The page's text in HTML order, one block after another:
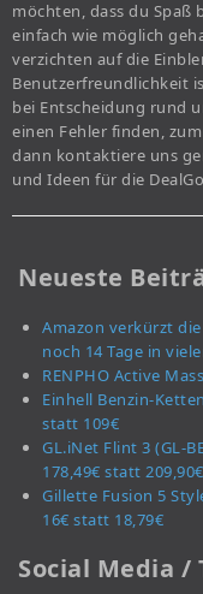
möchten, dass du Spaß
einfach wie möglich
verzichten auf die
Benutzerfreundlichkeit
bei Entscheidung rund
einen Fehler finden,
dann kontaktiere uns
und Ideen für die
Neueste
Amazon verkürzt
noch 14 Tage in
RENPHO Active
Einhell Benzin-
statt 109€
GL.iNet Flint 3 (GL-
178,49€ statt 209,90€
Gillette Fusion 5
16€ statt 18,79€
Social Media /